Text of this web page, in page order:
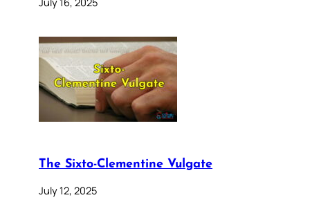
The Sixto-Clementine Vulgate
July 12, 2025